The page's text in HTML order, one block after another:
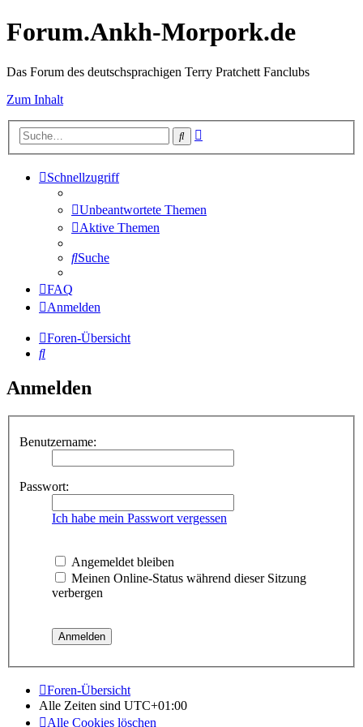
Forum.Ankh-Morpork.de
Das Forum des deutschsprachigen Terry Pratchett Fanclubs
Zum Inhalt
Suche
Schnellzugriff
Unbeantwortete Themen
Aktive Themen
Suche
FAQ
Anmelden
Foren-Übersicht
Suche
Anmelden
Benutzername:
Passwort:
Ich habe mein Passwort vergessen
Angemeldet bleiben
Meinen Online-Status während dieser Sitzung
verbergen
Foren-Übersicht
Alle Zeiten sind UTC+01:00
Alle Cookies löschen